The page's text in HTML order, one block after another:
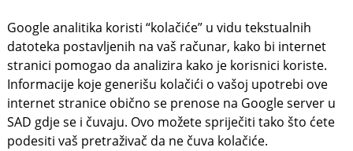
Google analitika koristi “kolačiće” u vidu tekstualnih
datoteka postavljenih na vaš računar, kako bi internet
stranici pomogao da analizira kako je korisnici koriste.
Informacije koje generišu kolačići o vašoj upotrebi ove
internet stranice obično se prenose na Google server u
SAD gdje se i čuvaju. Ovo možete spriječiti tako što ćete
podesiti vaš pretraživač da ne čuva kolačiće.